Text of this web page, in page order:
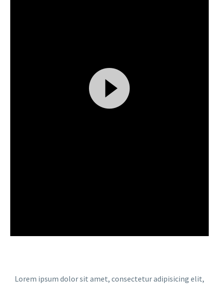
Lorem ipsum dolor sit amet, consectetur adipisicing elit,